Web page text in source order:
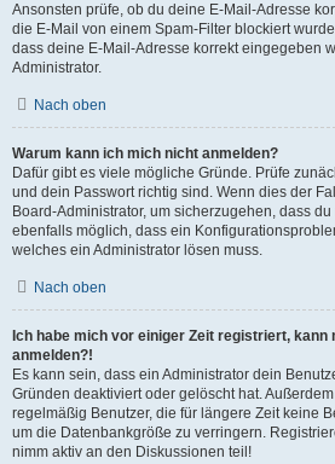
Ansonsten prüfe, ob du deine E-Mail-Adresse
die E-Mail von einem Spam-Filter blockiert
dass deine E-Mail-Adresse korrekt eingegeben
Administrator.
Nach oben
Warum kann ich mich nicht anmelden?
Dafür gibt es viele mögliche Gründe. Prüfe
und dein Passwort richtig sind. Wenn dies der
Board-Administrator, um sicherzugehen, dass
ebenfalls möglich, dass ein
welches ein Administrator lösen muss.
Nach oben
Ich habe mich vor einiger Zeit registriert,
anmelden?!
Es kann sein, dass ein Administrator dein
Gründen deaktiviert oder gelöscht hat.
regelmäßig Benutzer, die für längere Zeit keine
um die Datenbankgröße zu verringern.
nimm aktiv an den Diskussionen teil!